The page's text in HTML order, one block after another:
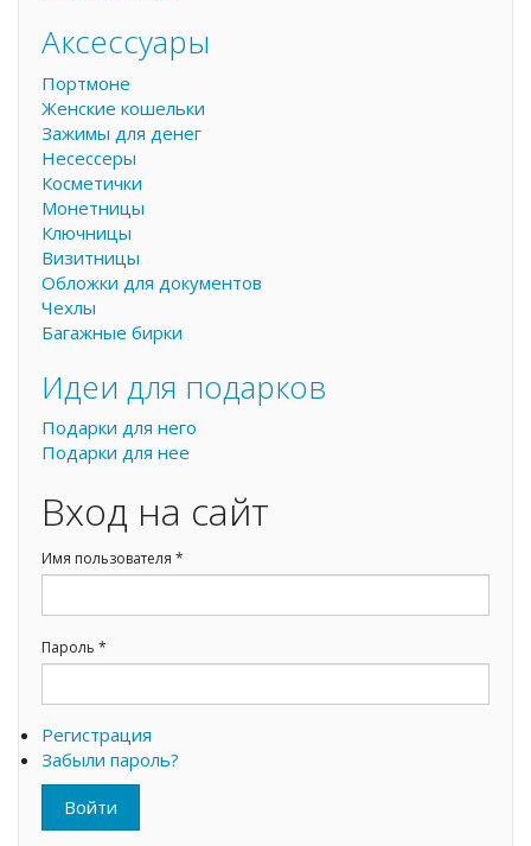
Аксессуары
Портмоне
Женские кошельки
Зажимы для денег
Несессеры
Косметички
Монетницы
Ключницы
Визитницы
Обложки для документов
Чехлы
Багажные бирки
Идеи для подарков
Подарки для него
Подарки для нее
Вход на сайт
Имя пользователя *
Пароль *
Регистрация
Забыли пароль?
Войти